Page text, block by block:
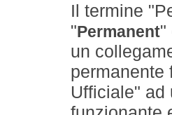
Il termine
" Permanent"
un
permanente
Ufficiale" ad